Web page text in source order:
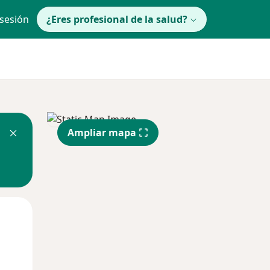
¿Eres profesional de la salud?
Ampliar mapa